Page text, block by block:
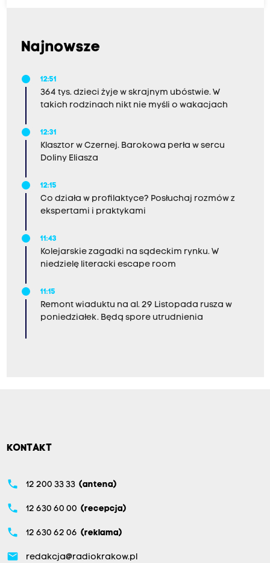
Najnowsze
12:51
364 tys. dzieci żyje w skrajnym ubóstwie. W
takich rodzinach nikt nie myśli o wakacjach
12:31
Klasztor w Czernej. Barokowa perła w sercu
Doliny Eliasza
12:15
Co działa w profilaktyce? Posłuchaj rozmów z
ekspertami i praktykami
11:43
Kolejarskie zagadki na sądeckim rynku. W
niedzielę literacki escape room
11:15
Remont wiaduktu na al. 29 Listopada rusza w
poniedziałek. Będą spore utrudnienia
KONTAKT
phone 12 200 33 33 (antena)
phone 12 630 60 00 (recepcja)
phone 12 630 62 06 (reklama)
email redakcja@radiokrakow.pl